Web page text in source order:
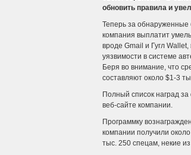
обновить правила и
Теперь за обнаруженные
компания выплатит
вроде Gmail и Гугл
уязвимости в системе
Беря во внимание, что
составляют около $1-3
Полный список наград
веб-сайте компании.
Программку
компании получили
тыс. 250 спецам, некие